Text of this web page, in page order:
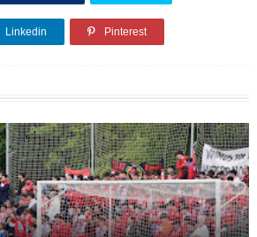
Linkedin Pinterest